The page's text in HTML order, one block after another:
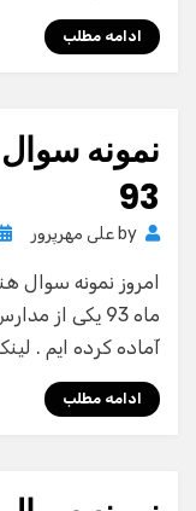
ادامه مطلب
93
by علی مهرپرور
ماه 93 یکی از
آماده کرده ایم .
ادامه مطلب